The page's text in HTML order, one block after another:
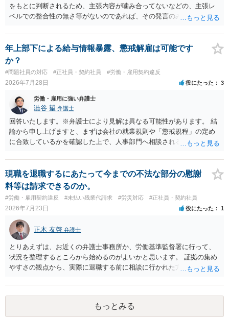
をもとに判断されるため、主張内容が噛み合ってないなどの、主張レ
ベルでの整合性の無さ等がないのであれば、その発言のみで大きく不
年上部下による給与情報暴露、懲戒解雇は可能です
か？
#問題社員の対応 #正社員・契約社員 #労働・雇用契約違反
2026年7月28日 役にたった 3
労働・雇用に強い弁護士
澁谷 望 弁護士
回答いたします。※弁護士により見解は異なる可能性があります。 結
論から申し上げますと、まずは会社の就業規則や「懲戒規程」の定め
に合致しているかを確認した上で、人事部門へ相談されることが最優
ものの、重い懲戒処分の対象には十分なり得ます。 名誉や評価の回復
については、会社側に「部下の不正行為による情報漏洩」と正式に認
定させ、誤認した他部署への適切なフォローや周知を求めるのが有効
です。 あるいは、懲戒があったことを社内で周知される手続があるの
ならば、それにより軽微ながら回復はできるかもしれません。 さらに
個人としても、相手に対してプライバシー侵害等に基づく損害賠償
（慰謝料）を請求する選択肢がありえます（ただし、金額は多額にな
らない可能性があります。）。
現職を退職するにあたって今までの不法な部分の慰謝
料等は請求できるのか。
#労働・雇用契約違反 #未払い残業代請求 #労災対応 #正社員・契約社員
2026年7月23日 役にたった 1
正木 友啓 弁護士
とりあえずは、お近くの弁護士事務所か、労働基準監督署に行って、
状況を整理するところから始めるのがよいかと思います。 証拠の集め
やすさの観点から、実際に退職する前に相談に行かれた方がよいかと
もっとみる